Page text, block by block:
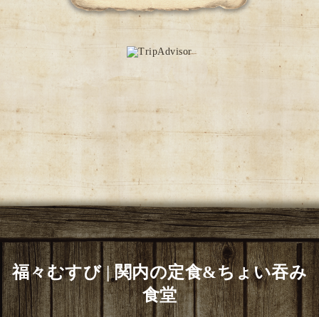
福々むすび | 関内の定食&ちょい吞み
食堂